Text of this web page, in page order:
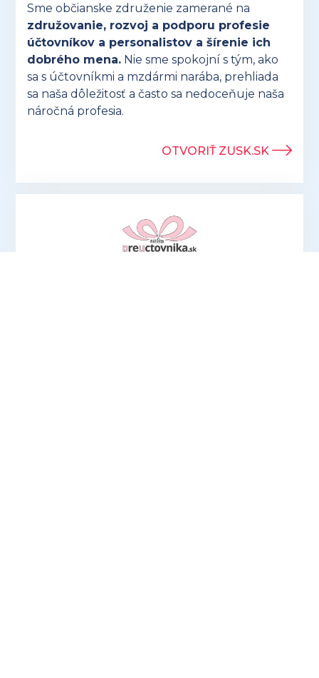
Sme občianske združenie zamerané na
združovanie, rozvoj a podporu profesie
účtovníkov a personalistov a šírenie ich
dobrého mena. Nie sme spokojní s tým, ako
sa s účtovníkmi a mzdármi narába, prehliada
sa naša dôležitosť a často sa nedoceňuje naša
náročná profesia.
OTVORIŤ ZUSK.SK